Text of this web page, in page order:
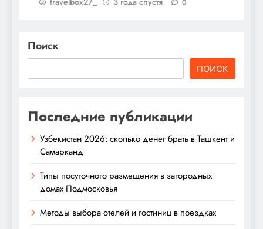
Поиск
ПОИСК
Последние публикации
Узбекистан 2026: сколько денег брать в Ташкент и
Самарканд
Типы посуточного размещения в загородных
домах Подмосковья
Методы выбора отелей и гостиниц в поездках